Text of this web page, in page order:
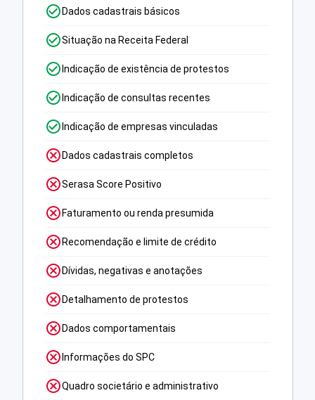
Dados cadastrais básicos
Situação na Receita Federal
Indicação de existência de protestos
Indicação de consultas recentes
Indicação de empresas vinculadas
Dados cadastrais completos
Serasa Score Positivo
Faturamento ou renda presumida
Recomendação e limite de crédito
Dívidas, negativas e anotações
Detalhamento de protestos
Dados comportamentais
Informações do SPC
Quadro societário e administrativo